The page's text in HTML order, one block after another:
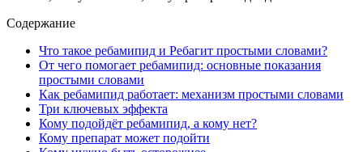
Содержание
Что такое ребамипид и Ребагит простыми словами?
От чего помогает ребамипид: основные показания
простыми словами
Как ребамипид работает: механизм простыми словами
Три ключевых эффекта
Кому подойдёт ребамипид, а кому нет?
Кому препарат может подойти